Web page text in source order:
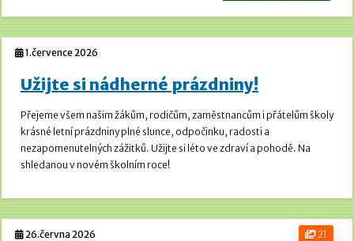
1.července 2026
Užijte si nádherné prázdniny!
Přejeme všem našim žákům, rodičům, zaměstnancům i přátelům školy
krásné letní prázdniny plné slunce, odpočinku, radosti a
nezapomenutelných zážitků. Užijte si léto ve zdraví a pohodě. Na
shledanou v novém školním roce!
21
26.června 2026